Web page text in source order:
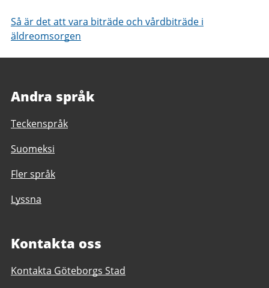
Så är det att vara biträde och vårdbiträde i
äldreomsorgen
Andra språk
Teckenspråk
Suomeksi
Fler språk
Lyssna
Kontakta oss
Kontakta Göteborgs Stad